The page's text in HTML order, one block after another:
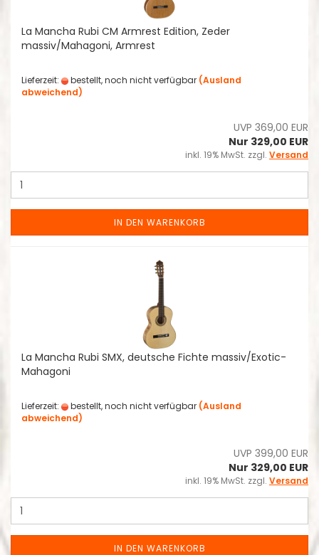
La Mancha Rubi CM Armrest Edition, Zeder
massiv/Mahagoni, Armrest
Lieferzeit: bestellt, noch nicht verfügbar (Ausland
abweichend)
UVP 369,00 EUR
Nur 329,00 EUR
inkl. 19% MwSt. zzgl. Versand
IN DEN WARENKORB
La Mancha Rubi SMX, deutsche Fichte massiv/Exotic-
Mahagoni
Lieferzeit: bestellt, noch nicht verfügbar (Ausland
abweichend)
UVP 399,00 EUR
Nur 329,00 EUR
inkl. 19% MwSt. zzgl. Versand
IN DEN WARENKORB